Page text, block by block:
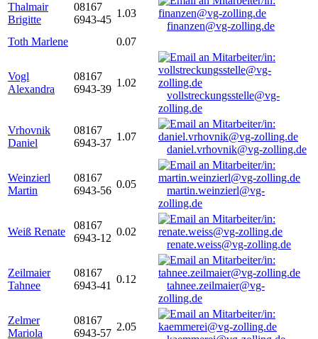
Thalmair
Brigitte
08167
6943-45
1.03
finanzen@vg-zolling.de
Toth Marlene
0.07
Vogl
Alexandra
08167
6943-39
1.02
vollstreckungsstelle@vg-
zolling.de
Vrhovnik
Daniel
08167
6943-37
1.07
daniel.vrhovnik@vg-zolling.de
Weinzierl
Martin
08167
6943-56
0.05
martin.weinzierl@vg-
zolling.de
Weiß Renate
08167
6943-12
0.02
renate.weiss@vg-zolling.de
Zeilmaier
Tahnee
08167
6943-41
0.12
tahnee.zeilmaier@vg-
zolling.de
Zelmer
Mariola
08167
6943-57
2.05